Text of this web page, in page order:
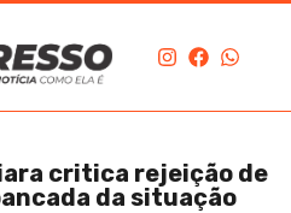
critica rejeição de
da situação